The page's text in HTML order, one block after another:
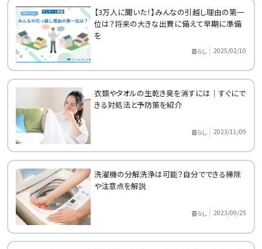
【3万人に聞いた！】みんなの引越し理由の第一
位は？将来の大きな出費に備えて早期に準備
を
暮らし 2025/02/10
衣類やタオルの生乾き臭を消すには｜すぐにで
きる対処法と予防策を紹介
暮らし 2023/11/09
洗濯機の分解洗浄は可能？自分でできる掃除
や注意点を解説
暮らし 2023/09/25